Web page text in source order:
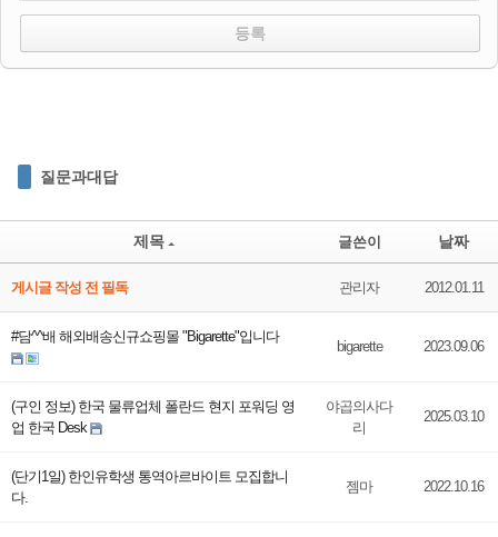
질문과대답
제목 글쓴이 날짜
게시글 작성 전 필독 관리자 2012.01.11
#담^^배 해외배송신규쇼핑몰 "Bigarette"입니다
bigarette 2023.09.06
(구인 정보) 한국 물류업체 폴란드 현지 포워딩 영
업 한국 Desk
야곱의사다
리
2025.03.10
(단기1일) 한인유학생 통역아르바이트 모집합니
다.
젬마 2022.10.16